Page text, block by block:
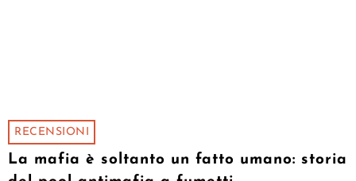
RECENSIONI
La mafia è soltanto un fatto umano: storia